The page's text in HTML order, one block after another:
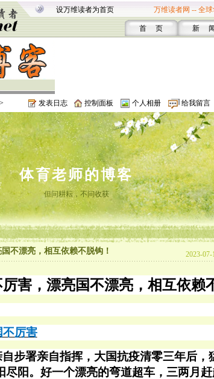
设万维读者为首页 万维读者网 -- 全
首 页 新
发表日志 控制面板 个人相册 给我留言
体育老师的博客
但问耕耘，不问收获
不漂亮，相互依赖不脱钩！ 2023-07-
害，漂亮国不漂亮，相互依赖
不厉害
步署亲自指挥，大国抗疫清零三年后，
尽阳。好一个漂亮的弯道超车，三两月